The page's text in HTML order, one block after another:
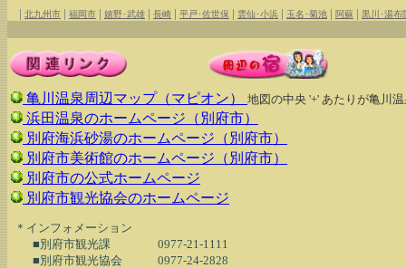
| 北九州市 | 福岡市 | 嬉野･武雄 | 長崎 | 平戸･佐世保 | 雲仙･小浜 | 玉名･菊池 | 阿蘇 | 黒川･湯布
亀川温泉周辺マップ（マピオン） 地図の中央 '+' あたりが亀川
浜田温泉のホームページ（別府市）
別府海浜砂湯のホームページ（別府市）
別府市美術館のホームページ（別府市）
別府市の公式ホームページ
別府市観光協会のホームページ
  ＊インフォメーション
■別府市観光課　　　　0977-21-1111
■別府市観光協会　　　0977-24-2828